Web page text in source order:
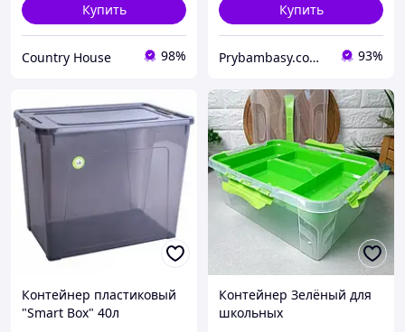
Купить
Country House 98%
Купить
Prybambasy.com.ua - магазин товаров для дома 93%
Контейнер пластиковый
"Smart Box" 40л
Контейнер Зелёный для
школьных